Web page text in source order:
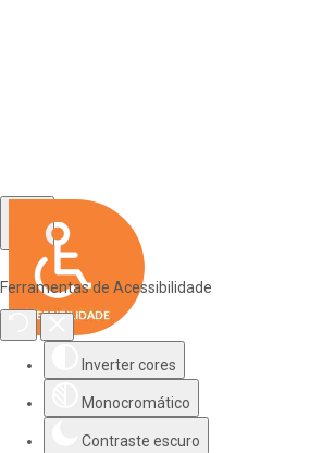
Ferramentas de Acessibilidade
Inverter cores
Monocromático
Contraste escuro